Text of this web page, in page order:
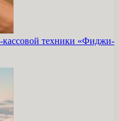
кассовой техники «Фиджи-